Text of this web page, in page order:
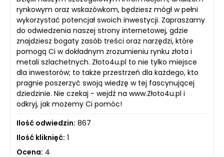
rynkowym oraz wskazówkom, będziesz mógł w pełni
wykorzystać potencjał swoich inwestycji. Zapraszamy
do odwiedzenia naszej strony internetowej, gdzie
znajdziesz bogaty zasób treści oraz narzędzi, które
pomogą Ci w dokładnym zrozumieniu rynku złota i
metali szlachetnych. Złoto4u.pl to nie tylko miejsce
dla inwestorów; to także przestrzeń dla każdego, kto
pragnie poszerzyć swoją wiedzę w tej fascynującej
dziedzinie. Nie czekaj - wejdź na www.Złoto4u.pl i
odkryj, jak możemy Ci pomóc!
Ilość odwiedzin: 867
Ilość kliknięć: 1
Ocena: 4